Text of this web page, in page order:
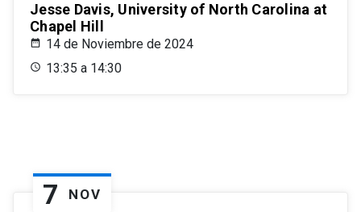
Jesse Davis, University of North Carolina at
Chapel Hill
14 de Noviembre de 2024
13:35 a 14:30
7 NOV